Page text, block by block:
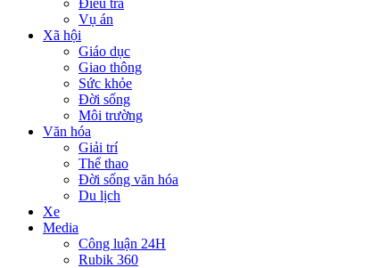
Điều tra
Vụ án
Xã hội
Giáo dục
Giao thông
Sức khỏe
Đời sống
Môi trường
Văn hóa
Giải trí
Thể thao
Đời sống văn hóa
Du lịch
Xe
Media
Công luận 24H
Rubik 360